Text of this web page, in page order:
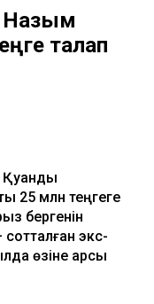
Назым
талап
25 млн теңгеге
бергенін
экс-
өзіне қарсы